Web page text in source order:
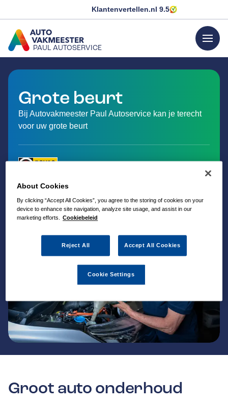
Klantenvertellen.nl 9.5
PAUL AUTOSERVICE
GA NAAR DE HOMEPAGINA
menu
Grote beurt
Bij Autovakmeester Paul Autoservice kan je terecht
voor uw grote beurt
Groot auto onderhoud
About Cookies
By clicking “Accept All Cookies”, you agree to the storing of cookies on your
device to enhance site navigation, analyze site usage, and assist in our
marketing efforts.
Cookiebeleid
Reject All Accept All Cookies
Cookie Settings